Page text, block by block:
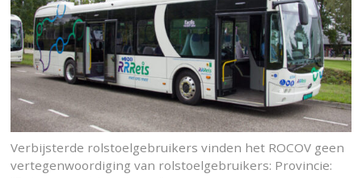
Verbijsterde rolstoelgebruikers vinden het ROCOV geen
vertegenwoordiging van rolstoelgebruikers: Provincie: